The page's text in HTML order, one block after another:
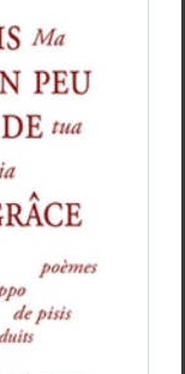
: Filippo
, José
/ TRES